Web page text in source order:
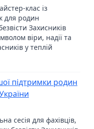
клас із
для родин
Захисників
віри, надії та
у теплій
підтримки родин
сесія для фахівців,